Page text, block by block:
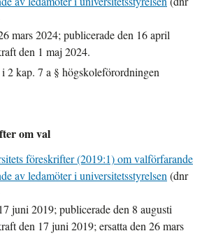
mars 2024; publicerade den 16 april
den 1 maj 2024.
2 kap. 7 a § högskoleförordningen
om val
föreskrifter (2019:1) om valförfarande
av ledamöter i universitetsstyrelsen(dnr
juni 2019; publicerade den 8 augusti
den 17 juni 2019; ersatta den 26 mars